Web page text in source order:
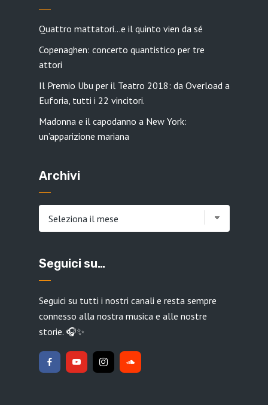
Quattro mattatori…e il quinto vien da sé
Copenaghen: concerto quantistico per tre
attori
Il Premio Ubu per il Teatro 2018: da Overload a
Euforia, tutti i 22 vincitori.
Madonna e il capodanno a New York:
un’apparizione mariana
Archivi
Seguici su…
Seguici su tutti i nostri canali e resta sempre
connesso alla nostra musica e alle nostre
storie. 🎧✨